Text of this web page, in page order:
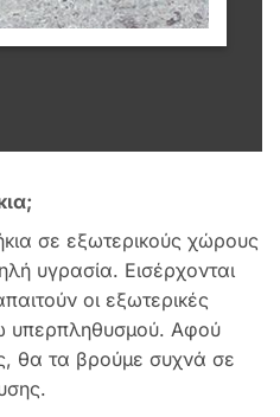
σε εξωτερικούς χώρους
υγρασία. Εισέρχονται
οι εξωτερικές
υπερπληθυσμού. Αφού
θα τα βρούμε συχνά σε